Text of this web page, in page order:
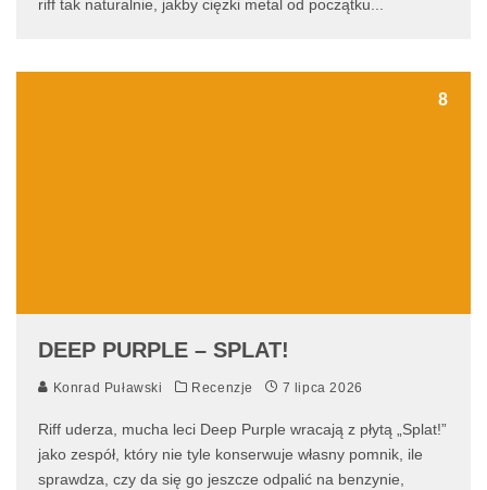
riff tak naturalnie, jakby ciężki metal od początku...
8
DEEP PURPLE – SPLAT!
Konrad Puławski Recenzje 7 lipca 2026
Riff uderza, mucha leci Deep Purple wracają z płytą „Splat!”
jako zespół, który nie tyle konserwuje własny pomnik, ile
sprawdza, czy da się go jeszcze odpalić na benzynie,